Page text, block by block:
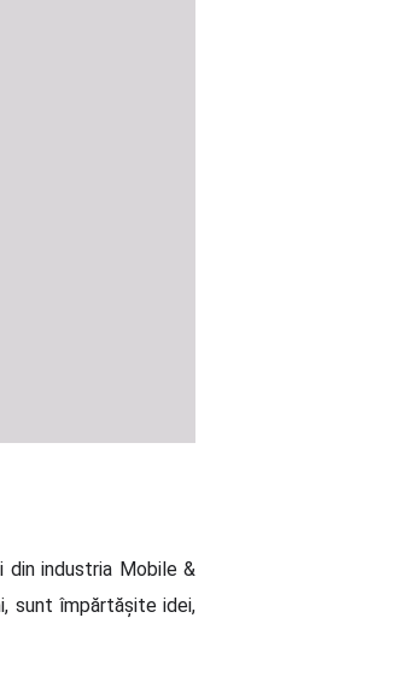
industria Mobile &
sunt împărtăşite idei,